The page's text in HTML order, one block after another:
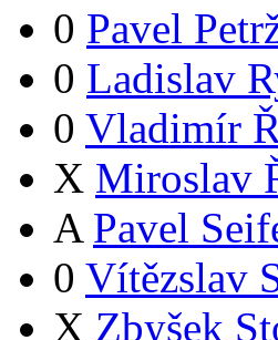
0 Pavel
0 Ladislav
0 Vladimír
X Miroslav
A Pavel
0 Vítězslav
X Zbyšek